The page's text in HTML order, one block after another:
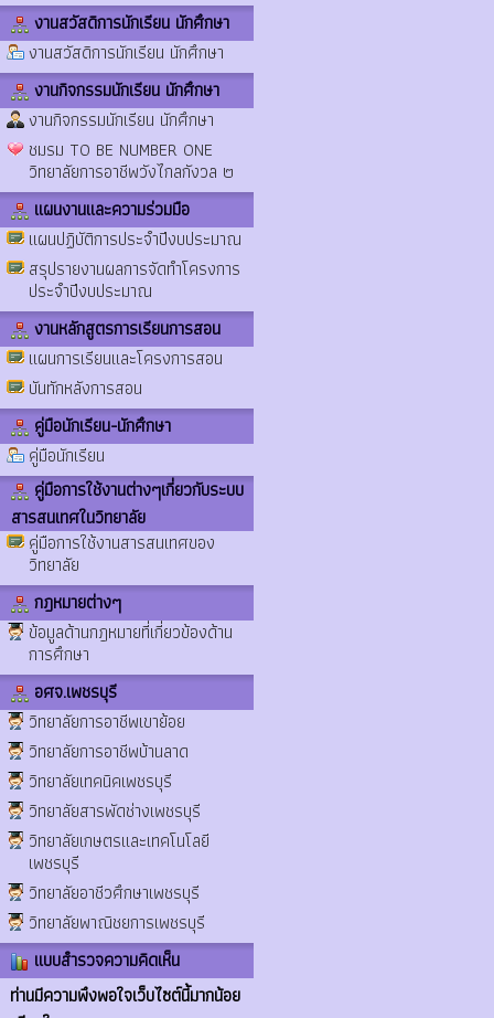
งานสวัสดิการนักเรียน นักศึกษา
งานสวัสดิการนักเรียน นักศึกษา
งานกิจกรรมนักเรียน นักศึกษา
งานกิจกรรมนักเรียน นักศึกษา
ชมรม TO BE NUMBER ONE
วิทยาลัยการอาชีพวังไกลกังวล ๒
แผนงานและความร่วมมือ
แผนปฏิบัติการประจำปีงบประมาณ
สรุปรายงานผลการจัดทำโครงการ
ประจำปีงบประมาณ
งานหลักสูตรการเรียนการสอน
แผนการเรียนและโครงการสอน
บันทักหลังการสอน
คู่มือนักเรียน-นักศึกษา
คู่มือนักเรียน
คู่มือการใช้งานต่างๆเกี่ยวกับระบบ
สารสนเทศในวิทยาลัย
คู่มือการใช้งานสารสนเทศของ
วิทยาลัย
กฎหมายต่างๆ
ข้อมูลด้านกฎหมายที่เกี่ยวข้องด้าน
การศึกษา
อศจ.เพชรบุรี
วิทยาลัยการอาชีพเขาย้อย
วิทยาลัยการอาชีพบ้านลาด
วิทยาลัยเทคนิคเพชรบุรี
วิทยาลัยสารพัดช่างเพชรบุรี
วิทยาลัยเกษตรและเทคโนโลยี
เพชรบุรี
วิทยาลัยอาชีวศึกษาเพชรบุรี
วิทยาลัยพาณิชยการเพชรบุรี
แบบสำรวจความคิดเห็น
ท่านมีความพึงพอใจเว็บไซต์นี้มากน้อย